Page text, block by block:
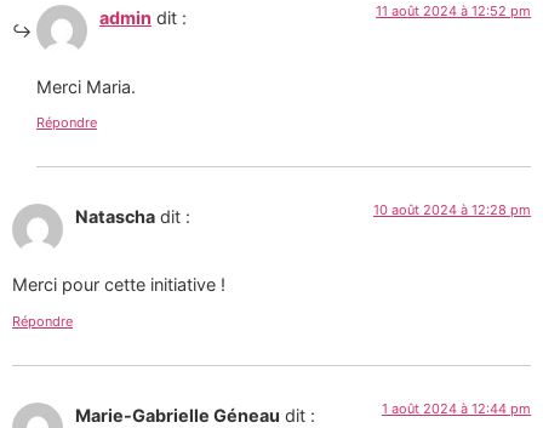
admin dit : 11 août 2024 à 12:52 pm
Merci Maria.
Répondre
Natascha dit : 10 août 2024 à 12:28 pm
Merci pour cette initiative !
Répondre
Marie-Gabrielle Géneau dit : 1 août 2024 à 12:44 pm